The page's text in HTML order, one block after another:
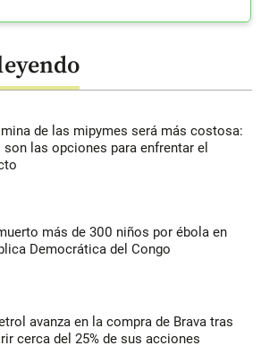
de las mipymes será más costosa:
son las opciones para enfrentar el
más de 300 niños por ébola en
Democrática del Congo
avanza en la compra de Brava tras
cerca del 25% de sus acciones